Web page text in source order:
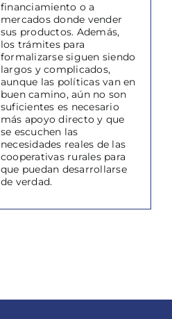
financiamiento o a
mercados donde vender
sus productos. Además,
los trámites para
formalizarse siguen siendo
largos y complicados,
aunque las políticas van en
buen camino, aún no son
suficientes es necesario
más apoyo directo y que
se escuchen las
necesidades reales de las
cooperativas rurales para
que puedan desarrollarse
de verdad.